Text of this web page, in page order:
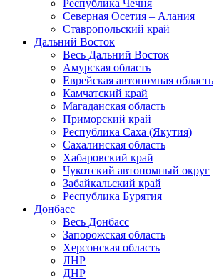
Республика Чечня
Северная Осетия – Алания
Ставропольский край
Дальний Восток
Весь Дальний Восток
Амурская область
Еврейская автономная область
Камчатский край
Магаданская область
Приморский край
Республика Саха (Якутия)
Сахалинская область
Хабаровский край
Чукотский автономный округ
Забайкальский край
Республика Бурятия
Донбасс
Весь Донбасс
Запорожская область
Херсонская область
ЛНР
ДНР